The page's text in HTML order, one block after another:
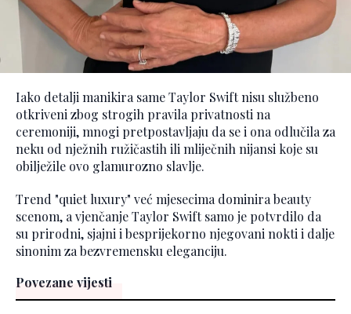
Iako detalji manikira same Taylor Swift nisu službeno
otkriveni zbog strogih pravila privatnosti na
ceremoniji, mnogi pretpostavljaju da se i ona odlučila za
neku od nježnih ružičastih ili mliječnih nijansi koje su
obilježile ovo glamurozno slavlje.
Trend "quiet luxury" već mjesecima dominira beauty
scenom, a vjenčanje Taylor Swift samo je potvrdilo da
su prirodni, sjajni i besprijekorno njegovani nokti i dalje
sinonim za bezvremensku eleganciju.
Povezane vijesti